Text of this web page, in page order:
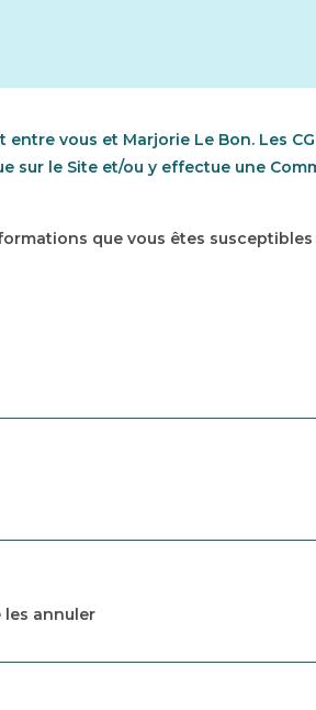
vous et Marjorie Le Bon. Les
sur le Site et/ou y effectue une
que vous êtes susceptibles
les annuler